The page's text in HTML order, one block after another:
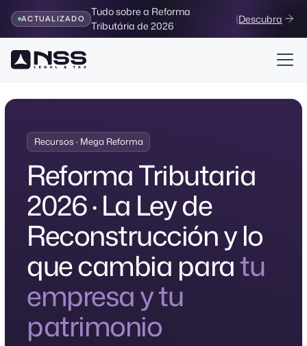
ACTUALIZADO
Tudo sobre a Reforma
Tributária de 2026
|Descubra
Recursos · Mega Reforma
Reforma Tributaria
2026 · La Ley de
Reconstrucción y lo
que cambia paratu
empresa y tu
patrimonio